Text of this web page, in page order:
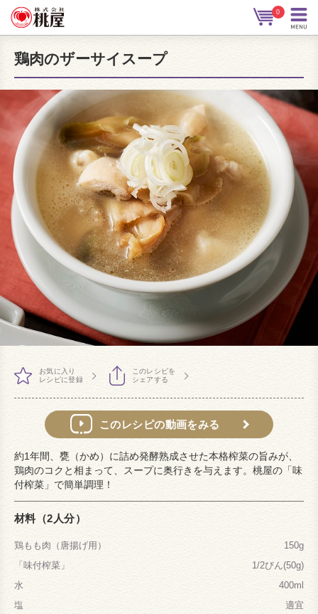
0
鶏肉のザーサイスープ
お気に入り
レシピに登録
このレシピを
シェアする
このレシピの動画をみる
約1年間、甕（かめ）に詰め発酵熟成させた本格榨菜の旨みが、
鶏肉のコクと相まって、スープに奥行きを与えます。桃屋の「味
付榨菜」で簡単調理！
材料（2人分）
鶏もも肉（唐揚げ用）
150g
「味付榨菜」
1/2びん(50g)
水
400ml
塩
適宜